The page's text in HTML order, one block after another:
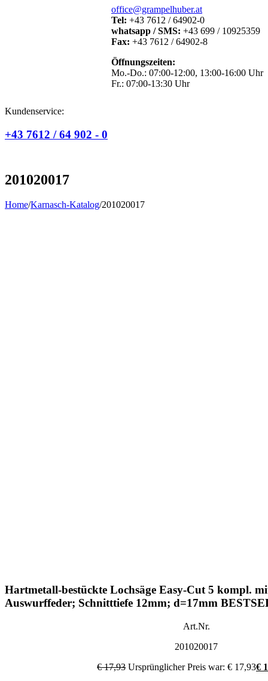
office@grampelhuber.at
Tel: +43 7612 / 64902-0
whatsapp / SMS: +43 699 / 10925359
Fax: +43 7612 / 64902-8
Öffnungszeiten:
Mo.-Do.: 07:00-12:00, 13:00-16:00 Uhr
Fr.: 07:00-13:30 Uhr
Kundenservice:
+43 7612 / 64 902 - 0
201020017
Home/Karnasch-Katalog/201020017
Hartmetall-bestückte Lochsäge Easy-Cut 5 kompl.
Auswurffeder; Schnitttiefe 12mm; d=17mm
Art.Nr.
201020017
€17,93 Ursprünglicher Preis war: € 17,93€